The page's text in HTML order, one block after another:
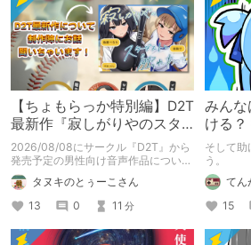
【ちょもらっか特別編】D2T
最新作『寂しがりやのスタ
ーダストと触れあって』制
作陣にインタビュー！🎤
2026/08/08にサークル『D2T』から
発売予定の男性向け音声作品について
逆神ラニさんと不束こけしさんにお話
聞いちゃいました！夏コミに関する告
知もあります！
タヌキのとぅーこさん
13
0 11 分
みんな
ける？
そして助
う。
てん
15